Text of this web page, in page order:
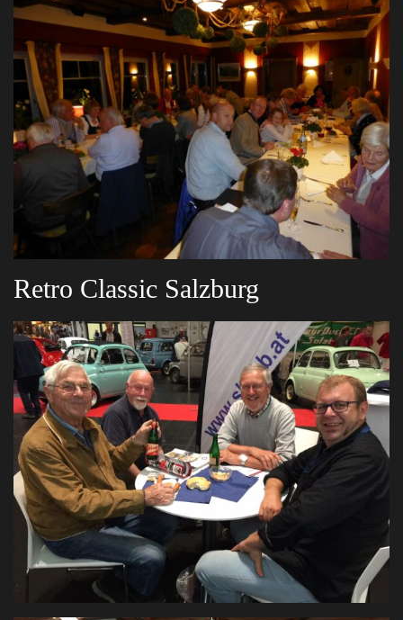
Retro Classic Salzburg